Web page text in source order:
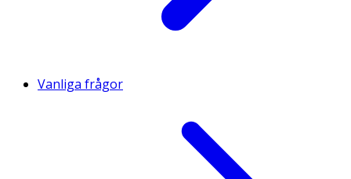
Vanliga frågor